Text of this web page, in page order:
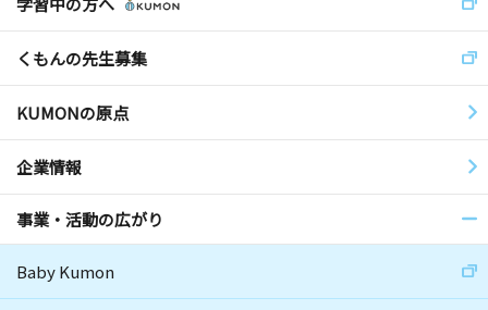
くもんの先生募集
KUMONの原点
企業情報
事業・活動の広がり
Baby Kumon